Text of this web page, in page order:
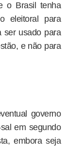
o Brasil tenha
eleitoral para
ser usado para
e não para
governo
em segundo
embora seja